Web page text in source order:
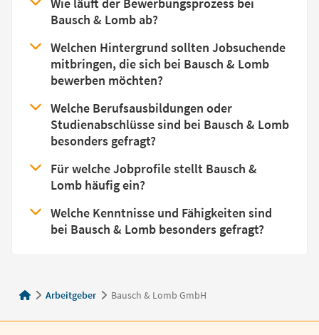
Wie läuft der Bewerbungsprozess bei
Bausch & Lomb ab?
Welchen Hintergrund sollten Jobsuchende
mitbringen, die sich bei Bausch & Lomb
bewerben möchten?
Welche Berufsausbildungen oder
Studienabschlüsse sind bei Bausch & Lomb
besonders gefragt?
Für welche Jobprofile stellt Bausch &
Lomb häufig ein?
Welche Kenntnisse und Fähigkeiten sind
bei Bausch & Lomb besonders gefragt?
Arbeitgeber Bausch & Lomb GmbH